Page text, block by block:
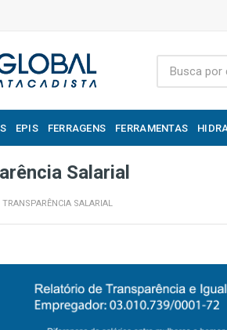
EPIS FERRAGENS FERRAMENTAS
Salarial
TRANSPARÊNCIA SALARIAL